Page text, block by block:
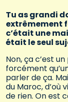
Tu as grandi
extrêmement
c’était une
était le seul
Non, ça c’est
forcément
parler de ça.
du Maroc, d’où
de rien. On est